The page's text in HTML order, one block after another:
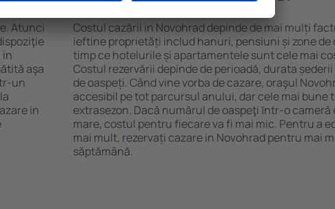
Atunci
in
aşa
un
in
Costul cazării in Novohrad depinde de mai mulți
ieftine proprietăți includ hanuri, pensiuni și zone de
timp ce hotelurile și apartamentele sunt cele mai
Costul rezervării depinde de perioadă, durata
de oaspeți. Când vine vorba de cazare, oraşul
accesibil pe tot parcursul anului, dar cele mai bune
extrasezon. Dacă numărul de oaspeţi ȋntr-o cameră
mare, costul pentru fiecare va fi mai mic. Pentru a
mai mult, rezervați cazare in Novohrad pentru mai
săptămână.